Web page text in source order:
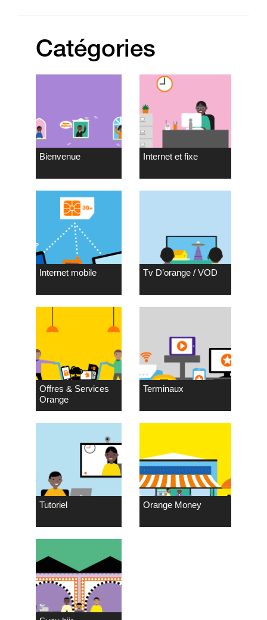
Catégories
Bienvenue Internet et fixe
Internet mobile Tv D’orange / VOD
Offres & Services
Orange
Terminaux
Tutoriel Orange Money